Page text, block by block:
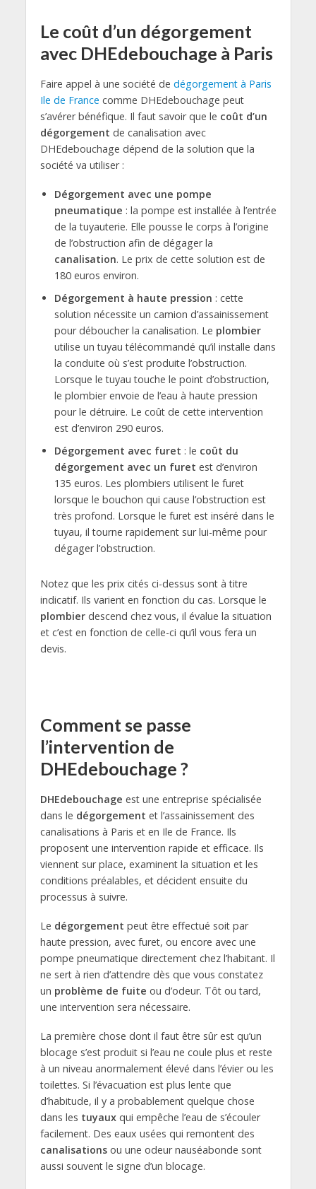
Le coût d’un dégorgement
avec DHEdebouchage à Paris
Faire appel à une société de dégorgement à Paris
Ile de France comme DHEdebouchage peut
s’avérer bénéfique. Il faut savoir que le coût d’un
dégorgement de canalisation avec
DHEdebouchage dépend de la solution que la
société va utiliser :
Dégorgement avec une pompe
pneumatique : la pompe est installée à l’entrée
de la tuyauterie. Elle pousse le corps à l’origine
de l’obstruction afin de dégager la
canalisation. Le prix de cette solution est de
180 euros environ.
Dégorgement à haute pression : cette
solution nécessite un camion d’assainissement
pour déboucher la canalisation. Le plombier
utilise un tuyau télécommandé qu’il installe dans
la conduite où s’est produite l’obstruction.
Lorsque le tuyau touche le point d’obstruction,
le plombier envoie de l’eau à haute pression
pour le détruire. Le coût de cette intervention
est d’environ 290 euros.
Dégorgement avec furet : le coût du
dégorgement avec un furet est d’environ
135 euros. Les plombiers utilisent le furet
lorsque le bouchon qui cause l’obstruction est
très profond. Lorsque le furet est inséré dans le
tuyau, il tourne rapidement sur lui-même pour
dégager l’obstruction.
Notez que les prix cités ci-dessus sont à titre
indicatif. Ils varient en fonction du cas. Lorsque le
plombierdescend chez vous, il évalue la situation
et c’est en fonction de celle-ci qu’il vous fera un
devis.
Comment se passe
l’intervention de
DHEdebouchage ?
DHEdebouchage est une entreprise spécialisée
dans le dégorgement et l’assainissement des
canalisations à Paris et en Ile de France. Ils
proposent une intervention rapide et efficace. Ils
viennent sur place, examinent la situation et les
conditions préalables, et décident ensuite du
processus à suivre.
Le dégorgement peut être effectué soit par
haute pression, avec furet, ou encore avec une
pompe pneumatique directement chez l’habitant. Il
ne sert à rien d’attendre dès que vous constatez
un problème de fuite ou d’odeur. Tôt ou tard,
une intervention sera nécessaire.
La première chose dont il faut être sûr est qu’un
blocage s’est produit si l’eau ne coule plus et reste
à un niveau anormalement élevé dans l’évier ou les
toilettes. Si l’évacuation est plus lente que
d’habitude, il y a probablement quelque chose
dans les tuyauxqui empêche l’eau de s’écouler
facilement. Des eaux usées qui remontent des
canalisationsou une odeur nauséabonde sont
aussi souvent le signe d’un blocage.